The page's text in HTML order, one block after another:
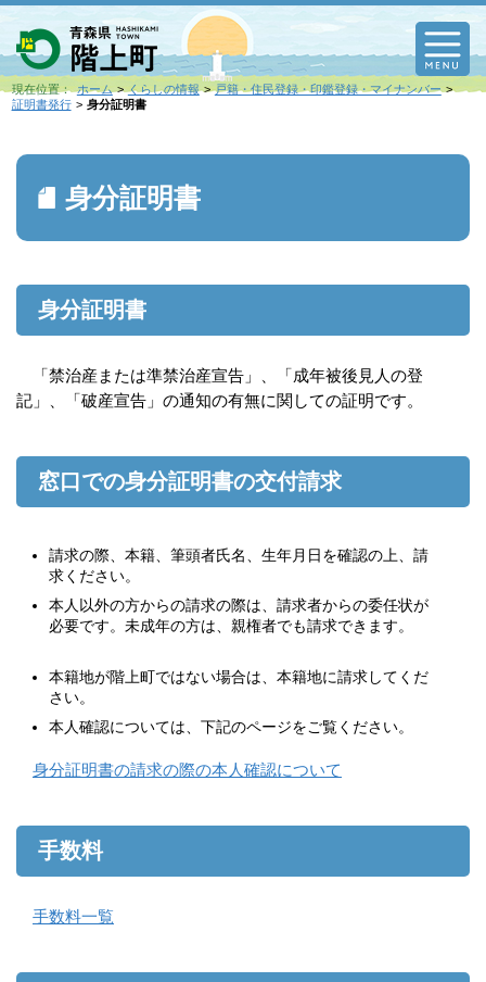
現在位置： ホーム くらしの情報
戸籍・住民登録・印鑑登録・マイナンバー
証明書発行
身分証明書
身分証明書
身分証明書
「禁治産または準禁治産宣告」、「成年被後見人の登
記」、「破産宣告」の通知の有無に関しての証明です。
窓口での身分証明書の交付請求
請求の際、本籍、筆頭者氏名、生年月日を確認の上、請
求ください。
本人以外の方からの請求の際は、請求者からの委任状が
必要です。未成年の方は、親権者でも請求できます。
本籍地が階上町ではない場合は、本籍地に請求してくだ
さい。
本人確認については、下記のページをご覧ください。
身分証明書の請求の際の本人確認について
手数料
手数料一覧